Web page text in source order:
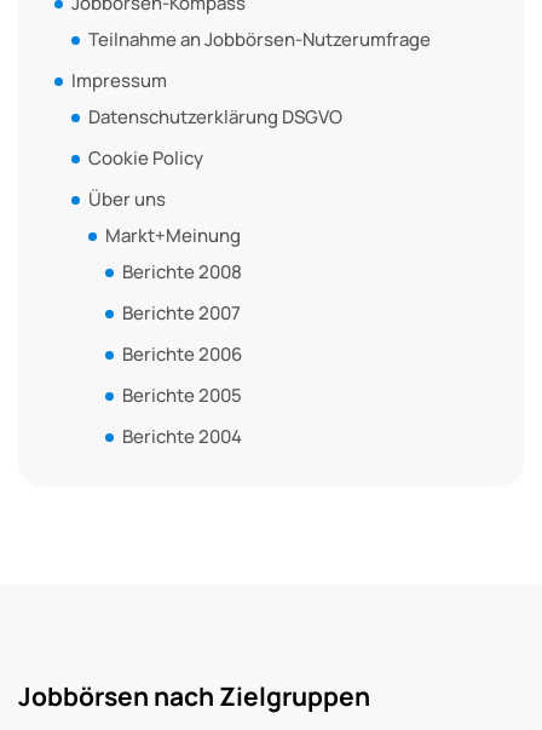
Teilnahme an Jobbörsen-Nutzerumfrage
Impressum
Datenschutzerklärung DSGVO
Cookie Policy
Über uns
Markt+Meinung
Berichte 2008
Berichte 2007
Berichte 2006
Berichte 2005
Berichte 2004
Jobbörsen nach Zielgruppen